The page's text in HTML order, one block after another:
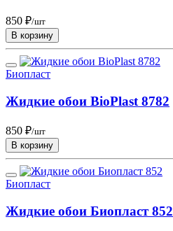
850 ₽/шт
В корзину
Биопласт
Жидкие обои BioPlast 8782
850 ₽/шт
В корзину
Биопласт
Жидкие обои Биопласт 852